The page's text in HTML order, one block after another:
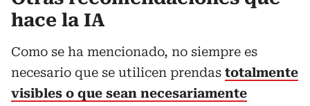
hace la IA
Como se ha mencionado, no siempre es
necesario que se utilicen prendas totalmente
visibles o que sean necesariamente